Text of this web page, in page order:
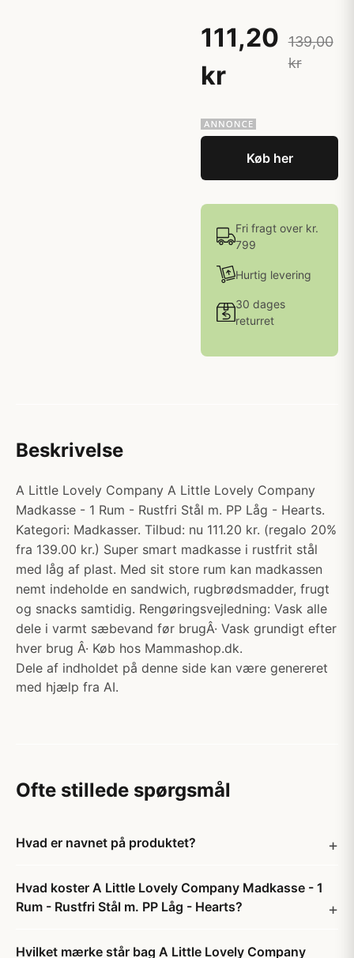
111,20
kr
139,00
kr
Køb her
Fri fragt over kr.
799
Hurtig levering
30 dages
returret
Beskrivelse
A Little Lovely Company A Little Lovely Company
Madkasse - 1 Rum - Rustfri Stål m. PP Låg - Hearts.
Kategori: Madkasser. Tilbud: nu 111.20 kr. (regalo 20%
fra 139.00 kr.) Super smart madkasse i rustfrit stål
med låg af plast. Med sit store rum kan madkassen
nemt indeholde en sandwich, rugbrødsmadder, frugt
og snacks samtidig. Rengøringsvejledning: Vask alle
dele i varmt sæbevand før brugÂ· Vask grundigt efter
hver brug Â· Køb hos Mammashop.dk.
Dele af indholdet på denne side kan være genereret
med hjælp fra AI.
Ofte stillede spørgsmål
Hvad er navnet på produktet?
Hvad koster A Little Lovely Company Madkasse - 1
Rum - Rustfri Stål m. PP Låg - Hearts?
Hvilket mærke står bag A Little Lovely Company